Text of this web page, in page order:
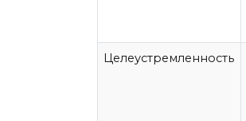
Целеустремленность